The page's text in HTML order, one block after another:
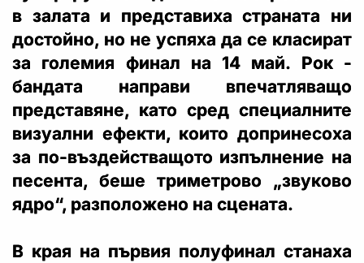
в залата и представиха страната ни
достойно, но не успяха да се класират
за големия финал на 14 май. Рок -
бандата направи впечатляващо
представяне, като сред специалните
визуални ефекти, които допринесоха
за по-въздействащото изпълнение на
песента, беше триметрово „звуково
ядро“, разположено на сцената.
В края на първия полуфинал станаха